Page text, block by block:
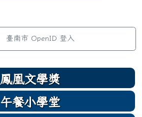
臺南市 OpenID 登入
鳳凰文學獎
午餐小學堂